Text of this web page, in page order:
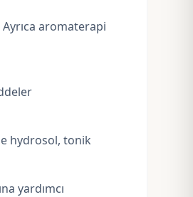
aromaterapi
hydrosol, tonik
yardımcı